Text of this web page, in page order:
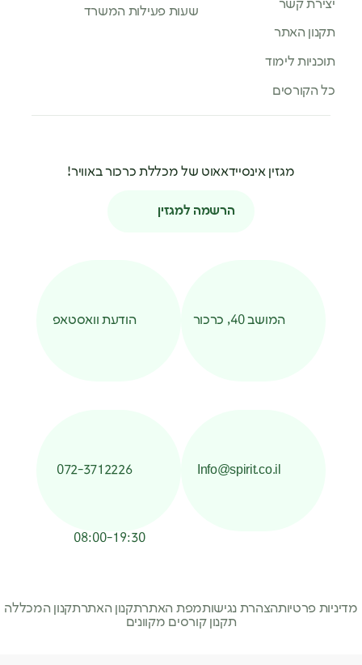
יצירת קשר
תקנון האתר
תוכניות לימוד
כל הקורסים
שעות פעילות המשרד
מגזין אינסיידאאוט של מכללת כרכור באוויר!
הרשמה למגזין
המושב 40, כרכור הודעת וואסטאפ
Info@spirit.co.il
072-3712226
08:00-19:30
מדיניות פרטיותהצהרת נגישותמפת האתרתקנון האתרתקנון המכללה
תקנון קורסים מקוונים